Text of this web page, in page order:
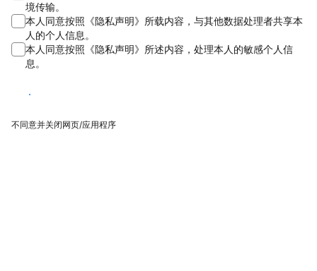
境传输。
本人同意按照《隐私声明》所载内容，与其他数据处理者共享本
人的个人信息。
本人同意按照《隐私声明》所述内容，处理本人的敏感个人信
息。
同意
不同意并关闭网页/应用程序